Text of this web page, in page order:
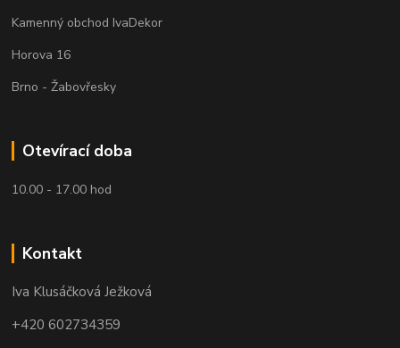
Kamenný obchod IvaDekor
Horova 16
Brno - Žabovřesky
Otevírací doba
10.00 - 17.00 hod
Kontakt
Iva Klusáčková Ježková
+420 602734359